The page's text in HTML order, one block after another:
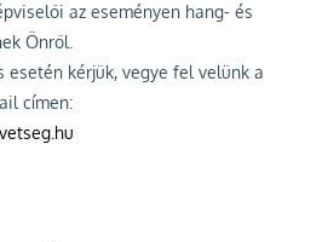
az eseményen hang- és
Önről.
esetén kérjük, vegye fel velünk a
címen: